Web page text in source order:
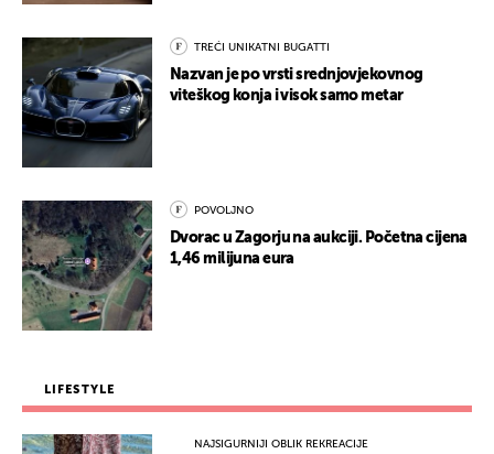
TREĆI UNIKATNI BUGATTI
Nazvan je po vrsti srednjovjekovnog
viteškog konja i visok samo metar
POVOLJNO
Dvorac u Zagorju na aukciji. Početna cijena
1,46 milijuna eura
LIFESTYLE
NAJSIGURNIJI OBLIK REKREACIJE